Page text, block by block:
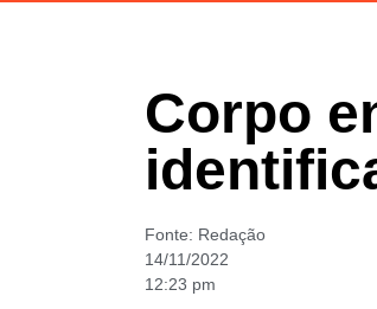
Corpo
Fonte: Redação
14/11/2022
12:23 pm